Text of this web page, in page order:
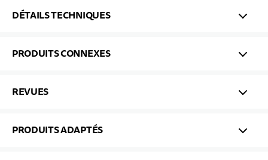
DÉTAILS TECHNIQUES
PRODUITS CONNEXES
REVUES
PRODUITS ADAPTÉS